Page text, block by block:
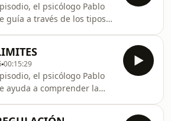
el psicólogo Pablo
guía a través de los tipos
sanar apegos poco
fortalecer tu autonomía
y desarrollar vínculos más
y seguros.INSTAGRAM:
psic_pablomoreno/TIK
00:15:29
el psicólogo Pablo
ayuda a comprender la
a establecerlos en tus